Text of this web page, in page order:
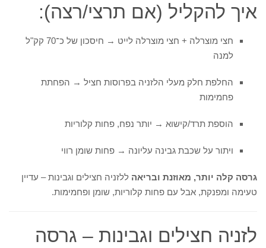
איך להקליל (אם תרצי/רצה):
חצי מוצרלה + חצי מוצרלה לייט → חיסכון של כ־70 קק"ל
למנה
החלפת חלק מעלי הלזניה בפרוסות חציל → הפחתת
פחמימות
הוספת תרד/קישוא → יותר נפח, פחות קלוריות
ויתור על שכבת גבינה עליונה → פחות שומן רווי
גרסה קלה יותר, מאוזנת ובריאה ללזניה חצילים וגבינות – עדיין
טעימה ומפנקת, אבל עם פחות קלוריות, שומן ופחמימות.
לזניה חצילים וגבינות – גרסה